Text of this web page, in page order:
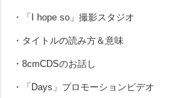
・「I hope so」撮影スタジオ
・タイトルの読み方＆意味
・8cmCDSのお話し
・「Days」プロモーションビデオ